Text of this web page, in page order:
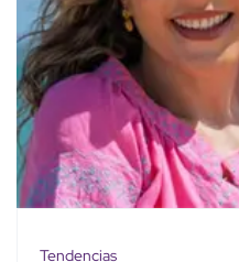
Tendencias